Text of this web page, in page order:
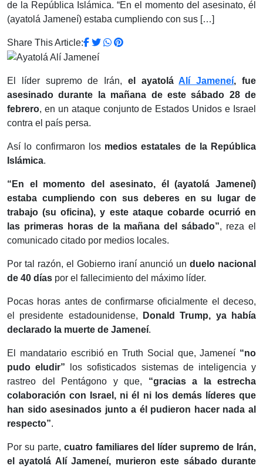
de la República Islámica. “En el momento del asesinato, él
(ayatolá Jameneí) estaba cumpliendo con sus […]
Share This Article:
El líder supremo de Irán, el ayatoláAlí Jameneí, fue
asesinado durante la mañana de este sábado 28 de
febrero, en un ataque conjunto de Estados Unidos e Israel
contra el país persa.
Así lo confirmaron los medios estatales de la República
Islámica.
“En el momento del asesinato, él (ayatolá Jameneí)
estaba cumpliendo con sus deberes en su lugar de
trabajo (su oficina), y este ataque cobarde ocurrió en
las primeras horas de la mañana del sábado”, reza el
comunicado citado por medios locales.
Por tal razón, el Gobierno iraní anunció un duelo nacional
de 40 días por el fallecimiento del máximo líder.
Pocas horas antes de confirmarse oficialmente el deceso,
el presidente estadounidense, Donald Trump, ya había
declarado la muerte de Jameneí.
El mandatario escribió en Truth Social que, Jameneí “no
pudo eludir”
los sofisticados sistemas de inteligencia y
rastreo del Pentágono y que, “gracias a la estrecha
colaboración con Israel, ni él ni los demás líderes que
han sido asesinados junto a él pudieron hacer nada al
respecto”.
Por su parte, cuatro familiares del líder supremo de Irán,
el ayatolá Alí Jameneí, murieron este sábado durante